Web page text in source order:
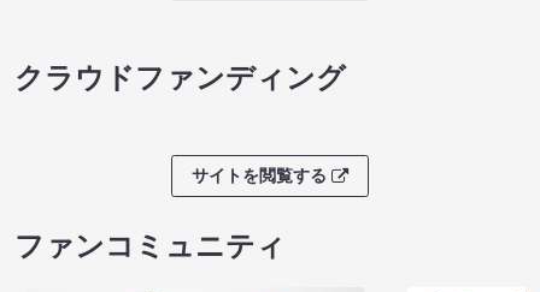
クラウドファンディング
サイトを閲覧する
ファンコミュニティ